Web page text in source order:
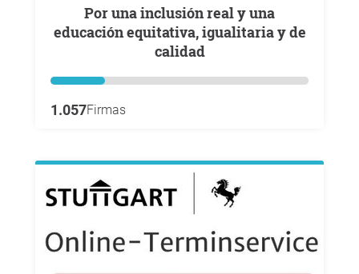
Por una inclusión real y una
educación equitativa, igualitaria y de
calidad
1.057Firmas